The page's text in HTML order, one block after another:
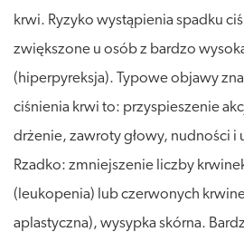
krwi. Ryzyko wystąpienia spadku
zwiększone u osób z bardzo
(hiperpyreksja). Typowe objawy
ciśnienia krwi to: przyspieszenie
drżenie, zawroty głowy, nudności i
Rzadko: zmniejszenie liczby
(leukopenia) lub czerwonych
aplastyczna), wysypka skórna.